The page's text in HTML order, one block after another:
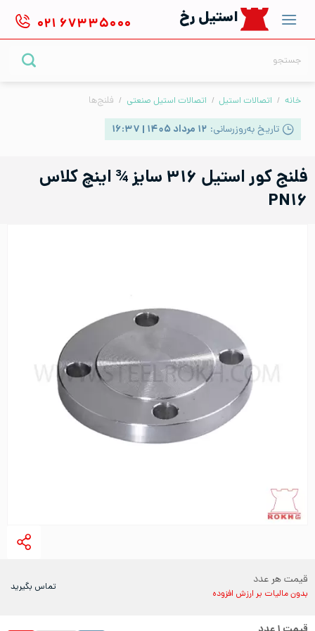
content
استیل رخ ۰۲۱ ۶۷۳۳۵۰۰۰
خانه / اتصالات استیل / اتصالات استیل صنعتی / فلنج‌ها
تاریخ به‌روزرسانی: ۱۲ مرداد ۱۴۰۵ | ۱۶:۳۷
فلنج کور استیل ۳۱۶ سایز ¾ اینچ کلاس
PN۱۶
قیمت هر عدد
بدون مالیات بر ارزش افزوده
تماس بگیرید